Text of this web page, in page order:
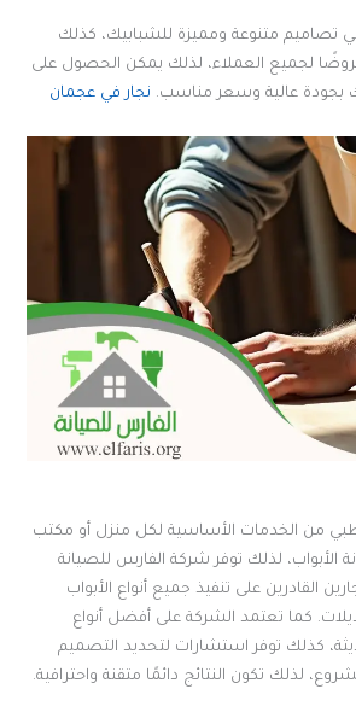
تصاميم متنوعة ومميزة للشبابيك، كذلك
لجميع العملاء، لذلك يمكن الحصول على
بجودة عالية وسعر مناسب. نجار في عجمان
من الخدمات الأساسية لكل منزل أو مكتب
الأبواب، لذلك توفر شركة الفارس للصيانة
القادرين على تنفيذ جميع أنواع الأبواب
كما تعتمد الشركة على أفضل أنواع
كذلك توفر استشارات لتحديد التصميم
لذلك تكون النتائج دائمًا متقنة واحترافية.